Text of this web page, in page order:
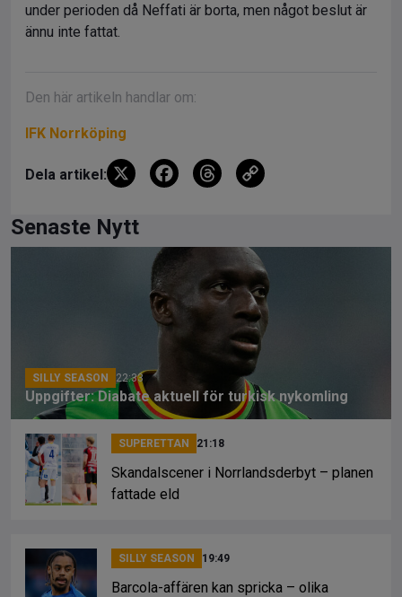
under perioden då Neffati är borta, men något beslut är
ännu inte fattat.
Den här artikeln handlar om:
IFK Norrköping
Dela artikel: X
F
b
o
T
d
s
Li
n
k
Senaste Nytt
SILLY SEASON 22:33
Uppgifter: Diabate aktuell för turkisk nykomling
SUPERETTAN 21:18
Skandalscener i Norrlandsderbyt – planen
fattade eld
SILLY SEASON 19:49
Barcola-affären kan spricka – olika